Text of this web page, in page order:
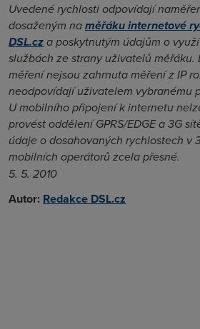
Uvedené rychlosti odpovídají
dosaženým naměřáku internetové
DSL.cza poskytnutým údajům o
službách ze strany uživatelů měřáku.
měření nejsou zahrnuta měření z IP
neodpovídají uživatelem vybranému
U mobilního připojení k internetu
provést oddělení GPRS/EDGE a 3G
údaje o dosahovaných rychlostech v
mobilních operátorů zcela přesné.
5. 5. 2010
Autor: Redakce DSL.cz